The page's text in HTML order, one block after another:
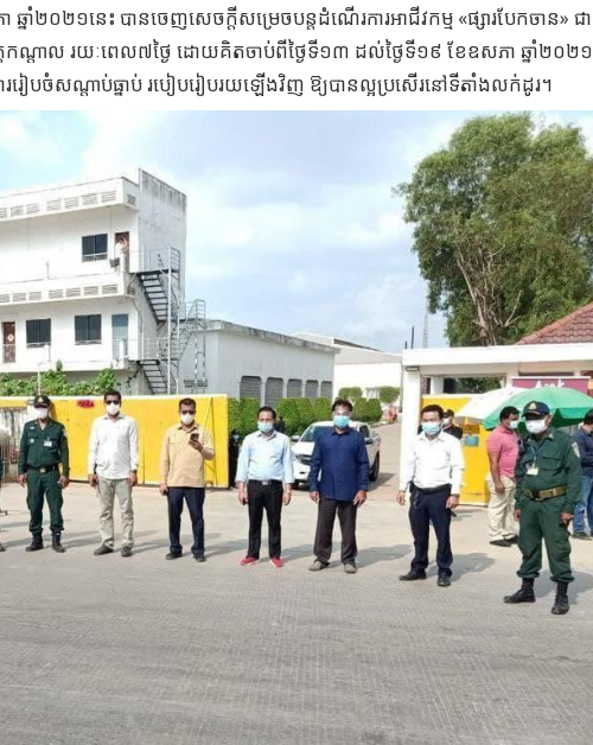
ាំ២០២១នេះ បានចេញសេចក្តីសម្រេចបន្តដំណើរការអាជីវកម្ម «ផ្សារបែកចាន» ជា
កណ្ដាល រយៈពេល៧ថ្ងៃ ដោយគិតចាប់ពីថ្ងៃទី១៣ ដល់ថ្ងៃទី១៩ ខែឧសភា ឆ្នាំ២០២១
ររៀបចំសណ្តាប់ធ្នាប់ របៀបរៀបរយឡើងវិញ ឱ្យបានល្អប្រសើរនៅទីតាំងលក់ដូរ។